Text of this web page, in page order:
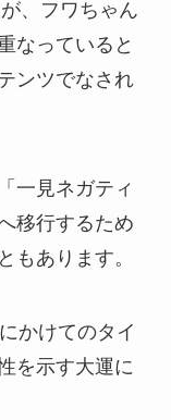
、フワちゃん
なっていると
ンツでなされ
一見ネガティ
移行するため
もあります。
かけてのタイ
を示す大運に